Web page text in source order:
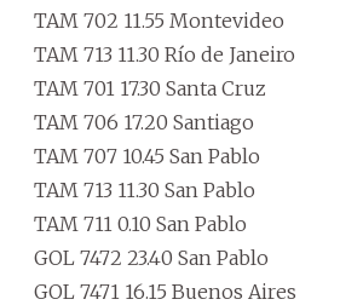
TAM 702 11.55 Montevideo
TAM 713 11.30 Río de Janeiro
TAM 701 17.30 Santa Cruz
TAM 706 17.20 Santiago
TAM 707 10.45 San Pablo
TAM 713 11.30 San Pablo
TAM 711 0.10 San Pablo
GOL 7472 23.40 San Pablo
GOL 7471 16.15 Buenos Aires